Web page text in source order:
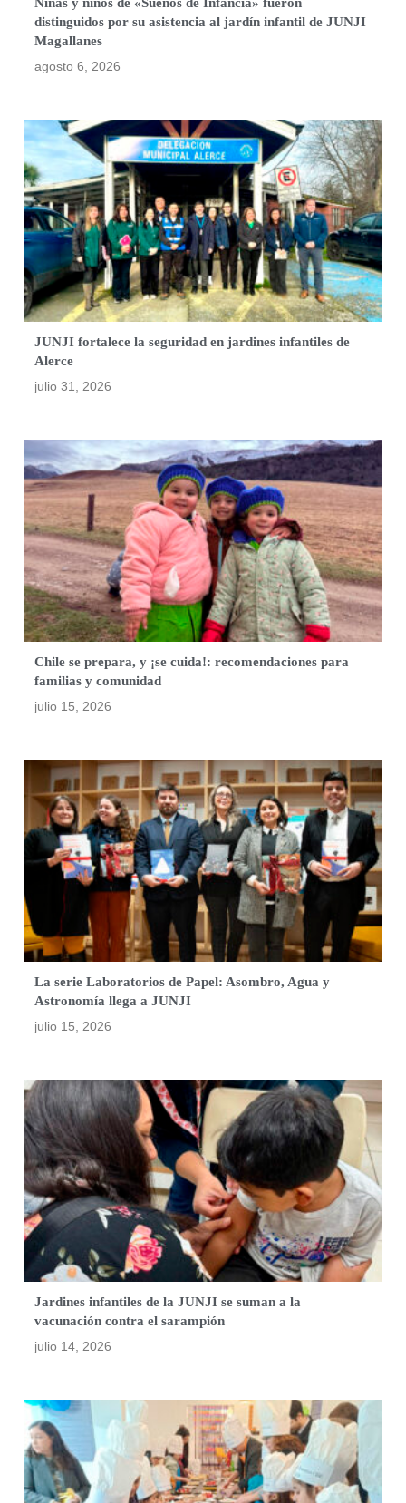
distinguidos por su asistencia al jardín infantil de JUNJI
Magallanes
agosto 6, 2026
JUNJI fortalece la seguridad en jardines infantiles de
Alerce
julio 31, 2026
Chile se prepara, y ¡se cuida!: recomendaciones para
familias y comunidad
julio 15, 2026
La serie Laboratorios de Papel: Asombro, Agua y
Astronomía llega a JUNJI
julio 15, 2026
Jardines infantiles de la JUNJI se suman a la
vacunación contra el sarampión
julio 14, 2026